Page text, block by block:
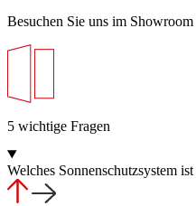
Besuchen Sie uns im Showroom
5 wichtige Fragen
Welches Sonnenschutzsystem